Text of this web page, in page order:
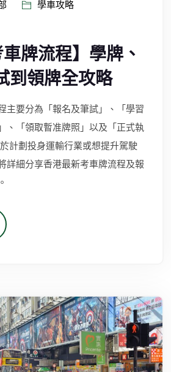
學車攻略
車牌流程】學牌、
到領牌全攻略
主要分為「報名及筆試」、「學習
、「領取暫准牌照」以及「正式執
計劃投身運輸行業或想提升駕駛
詳細分享香港最新考車牌流程及報